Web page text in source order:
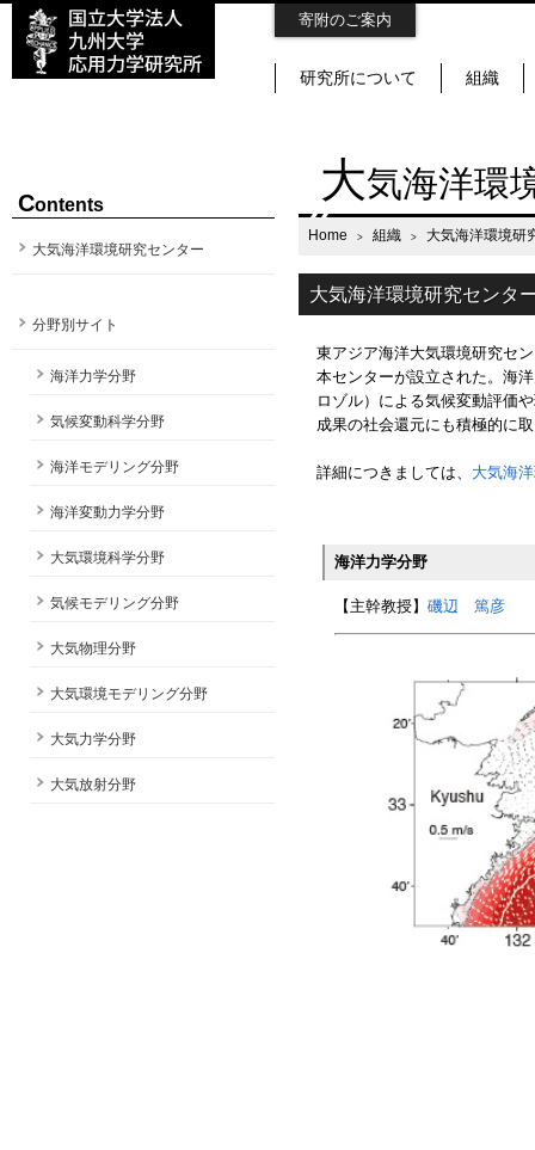
寄附のご案内
研究所について 組織
Contents
大気海洋環境研究センター
分野別サイト
海洋力学分野
気候変動科学分野
海洋モデリング分野
海洋変動力学分野
大気環境科学分野
気候モデリング分野
大気物理分野
大気環境モデリング分野
大気力学分野
大気放射分野
大気海洋環
Home 組織 大気海洋環境研
大気海洋環境研究センタ
東アジア海洋大気環境研究セ
本センターが設立された。海
ロゾル）による気候変動評価
成果の社会還元にも積極的に
詳細につきましては、 大気海
海洋力学分野
【主幹教授】 磯辺 篤彦